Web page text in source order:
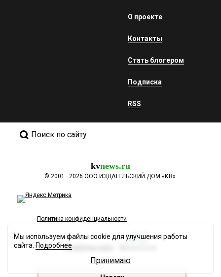
О проекте
Контакты
Стать блогером
Подписка
RSS
Поиск по сайту
kvnews.ru
© 2001—2026 ООО ИЗДАТЕЛЬСКИЙ ДОМ «КВ».
Политика конфиденциальности
Разработка сайта
Мы используем файлы cookie для улучшения работы
сайта. Подробнее
Принимаю